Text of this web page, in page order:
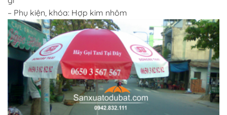
– Phụ kiện, khóa: Hợp kim nhôm